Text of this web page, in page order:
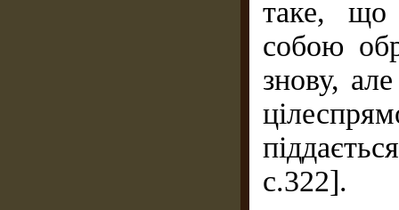
таке, що
собою
знову,
с.322].